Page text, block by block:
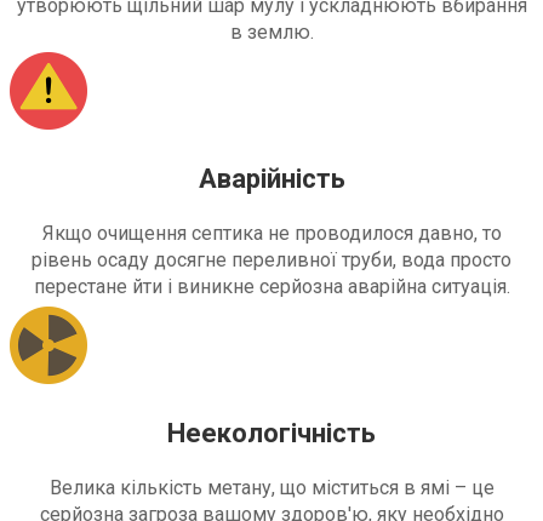
утворюють щільний шар мулу і ускладнюють вбирання
в землю.
Аварійність
Якщо очищення септика не проводилося давно, то
рівень осаду досягне переливної труби, вода просто
перестане йти і виникне серйозна аварійна ситуація.
Неекологічність
Велика кількість метану, що міститься в ямі – це
серйозна загроза вашому здоров'ю, яку необхідно